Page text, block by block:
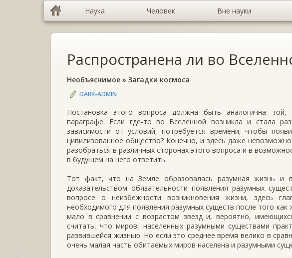
Наука Человек Вне науки
Распространена ли во
Необъяснимое » Загадки космоса
DARK-ADMIN
Постановка этого вопроса должна быть аналогична
параграфе. Если где-то во Вселенной возникла и стала
зависимости от условий, потребуется времени, чтобы
цивилизованное общество? Конечно, и здесь даже
разобраться в различных сторонах этого вопроса и в
в будущем на него ответить.
Тот факт, что на Земле образовалась разумная жизнь и
доказательством обязательности появления разумных
вопросе о неизбежности возникновения жизни, здесь
необходимого для появления разумных существ после того как
мало в сравнении с возрастом звезд и, вероятно,
считать, что миров, населенных разумными существами
развившейся жизнью. Но если это среднее время велико в
очень малая часть обитаемых миров населена и разумными